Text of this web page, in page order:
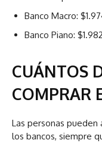
Banco Macro:
Banco Piano:
CUÁNTOS
COMPRAR
Las personas
los bancos, siempre